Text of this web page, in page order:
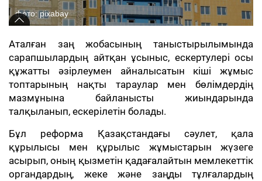
фото: pixabay
Аталған заң жобасының таныстырылымында
сарапшылардың айтқан ұсыныс, ескертулері осы
құжатты әзірлеумен айналысатын кіші жұмыс
топтарының нақты тараулар мен бөлімдердің
мазмұнына байланысты жиындарында
талқыланып, ескерілетін болады.
Бұл реформа Қазақстандағы сәулет, қала
құрылысы мен құрылыс жұмыстарын жүзеге
асырып, оның қызметін қадағалайтын мемлекеттік
органдардың, жеке және заңды тұлғалардың